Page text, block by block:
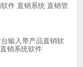
件 直销系统 直销管
输入带产品直销软
销系统软件